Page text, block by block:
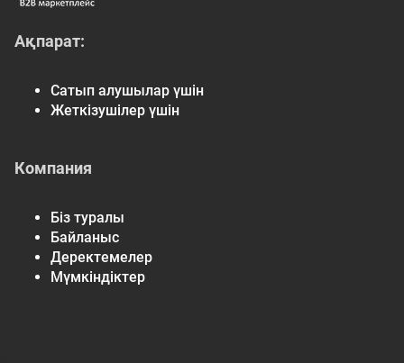
Ақпарат:
Сатып алушылар үшін
Жеткізушілер үшін
Компания
Біз туралы
Байланыс
Деректемелер
Мүмкіндіктер